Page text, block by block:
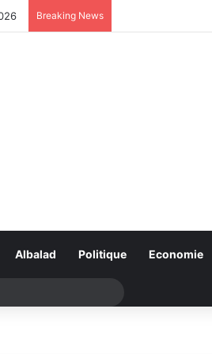
Breaking News
Albalad Politique Economie